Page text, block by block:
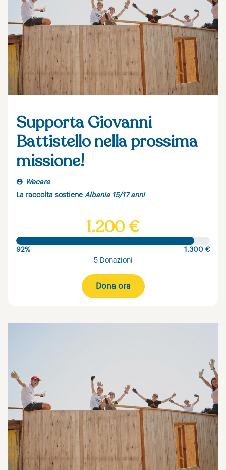
Supporta Giovanni
Battistello nella prossima
missione!
Wecare
La raccolta sostiene Albania 15/17 anni
1.200 €
92%
1.300 €
5 Donazioni
Dona ora